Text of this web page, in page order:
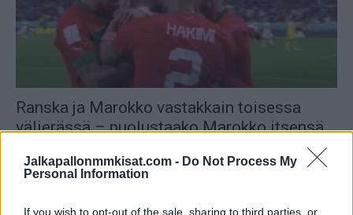
Jalkapallonmmkisat.com - Do Not Process My
Personal Information
If you wish to opt-out of the sale, sharing to third parties, or
Ranska ja Marokko vastakkain toisessa
välierässä – puolustaako Marokko itsensä
14.12.2022 13:45